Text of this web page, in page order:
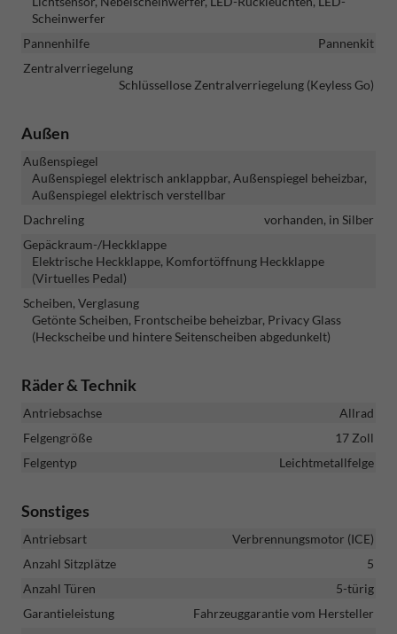
Scheinwerfer
Pannenhilfe
Pannenkit
Zentralverriegelung
Schlüssellose Zentralverriegelung (Keyless Go)
Außen
Außenspiegel
Außenspiegel elektrisch anklappbar, Außenspiegel beheizbar,
Außenspiegel elektrisch verstellbar
Dachreling
vorhanden, in Silber
Gepäckraum-/Heckklappe
Elektrische Heckklappe, Komfortöffnung Heckklappe
(Virtuelles Pedal)
Scheiben, Verglasung
Getönte Scheiben, Frontscheibe beheizbar, Privacy Glass
(Heckscheibe und hintere Seitenscheiben abgedunkelt)
Räder & Technik
Antriebsachse
Allrad
Felgengröße
17 Zoll
Felgentyp
Leichtmetallfelge
Sonstiges
Antriebsart
Verbrennungsmotor (ICE)
Anzahl Sitzplätze
5
Anzahl Türen
5-türig
Garantieleistung
Fahrzeuggarantie vom Hersteller